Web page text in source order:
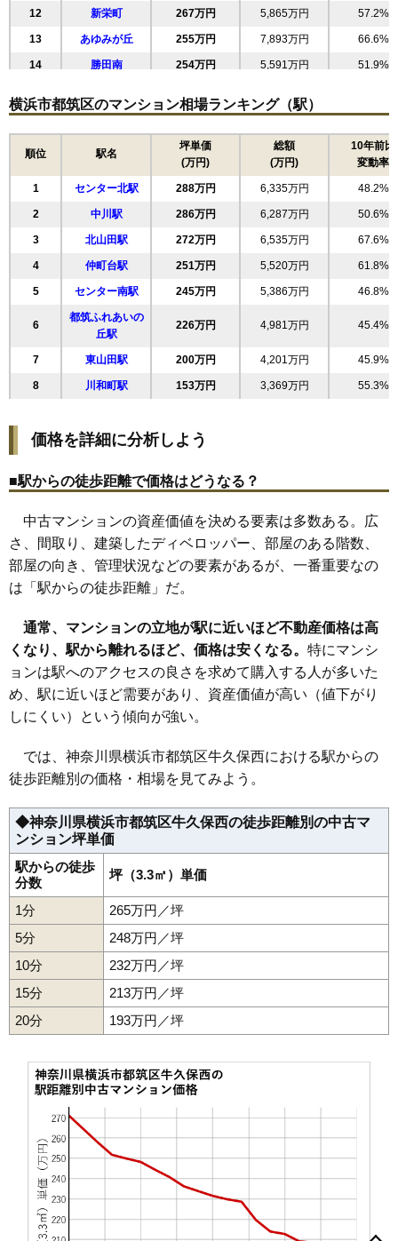
無料一括査定をする
住所 神奈川県横浜市都筑区牛久保東2丁目
交通 センター北駅（12分）
相場 5,870万円～6,270万円
マンションナビで
無料一括査定をする
港北ファミールガーデンA棟
住所 神奈川県横浜市都筑区牛久保東2丁目
相場 6,180万円～6,580万円
(62.4万円/㎡~66.5万円/㎡)
マンションナビで
無料一括査定をする
港北ファミールガーデンB棟
住所 神奈川県横浜市都筑区牛久保東2丁目
交通 センター北駅（10分）
相場 6,110万円～6,510万円
マンションナビで
無料一括査定をする
港北ファミールガーデンG棟
住所 神奈川県横浜市都筑区牛久保東2丁目
交通 センター北駅（10分）
5,910万円～6,310万円
(73.0万円/㎡~77.9万円/㎡)
無料一括査定をする
港北ファミールガーデンH棟
住所 神奈川県横浜市都筑区牛久保東2丁目
交通 センター北駅（10分）
相場 5,910万円～6,310万円
(73.0万円/㎡~77.9万円/㎡)
無料一括査定をする
港北ファミールガーデンF棟
神奈川県横浜市都筑区牛久保東2丁目
交通 センター北駅（10分）
相場 6,180万円～6,580万円
12 新栄町 267万円 5,865万円 57.2%
13 あゆみが丘 255万円 7,893万円 66.6%
14 勝田南 254万円 5,591万円 51.9%
16 茅ケ崎東 243万円 5,827万円 40.2%
237万円 5,220万円 38.3%
237万円 4,975万円 51.7%
19 茅ケ崎南 235万円 5,649万円 45.7%
20 すみれが丘 230万円 4,819万円 49.7%
21 早渕 228万円 5,013万円 47.7%
22 葛が谷 224万円 5,372万円 48.4%
23 牛久保 218万円 4,570万円 44.7%
24 東山田 183万円 4,032万円 51.7%
29 荏田南 145万円
30 大熊町 114万円
32 川和町 94万円 1,507万円 63.0%
33 1,695万円
横浜市都筑区のマンション相場ランキング（駅）
順位 駅名
坪単価
(万円)
総額
(万円)
10年前比
変動率
1 センター北駅 288万円 6,335万円 48.2%
2 中川駅 286万円 6,287万円 50.6%
3 北山田駅 272万円 6,535万円 67.6%
4 仲町台駅 251万円 5,520万円 61.8%
5 センター南駅 245万円 5,386万円 46.8%
6
都筑ふれあいの
丘駅
226万円 4,981万円 45.4%
7 東山田駅 200万円 4,201万円 45.9%
8 川和町駅 153万円 3,369万円 55.3%
価格を詳細に分析しよう
■駅からの徒歩距離で価格はどうなる？
中古マンションの資産価値を決める要素は多数ある。広
さ、間取り、建築したディベロッパー、部屋のある階数、
部屋の向き、管理状況などの要素があるが、一番重要なの
は「駅からの徒歩距離」だ。
通常、マンションの立地が駅に近いほど不動産価格は高
くなり、駅から離れるほど、価格は安くなる。 特にマンシ
ョンは駅へのアクセスの良さを求めて購入する人が多いた
め、駅に近いほど需要があり、資産価値が高い（値下がり
しにくい）という傾向が強い。
では、神奈川県横浜市都筑区牛久保西における駅からの
徒歩距離別の価格・相場を見てみよう。
◆神奈川県横浜市都筑区牛久保西の徒歩距離別の中古マ
ンション坪単価
駅からの徒歩
分数
坪（3.3㎡）単価
1分
265万円／坪
5分
248万円／坪
10分
232万円／坪
15分
213万円／坪
20分
193万円／坪
あゆみが丘 牛久保東荏田東